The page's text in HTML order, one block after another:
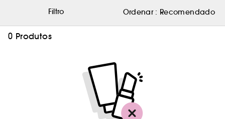
Filtro Ordenar : Recomendado
0 Produtos